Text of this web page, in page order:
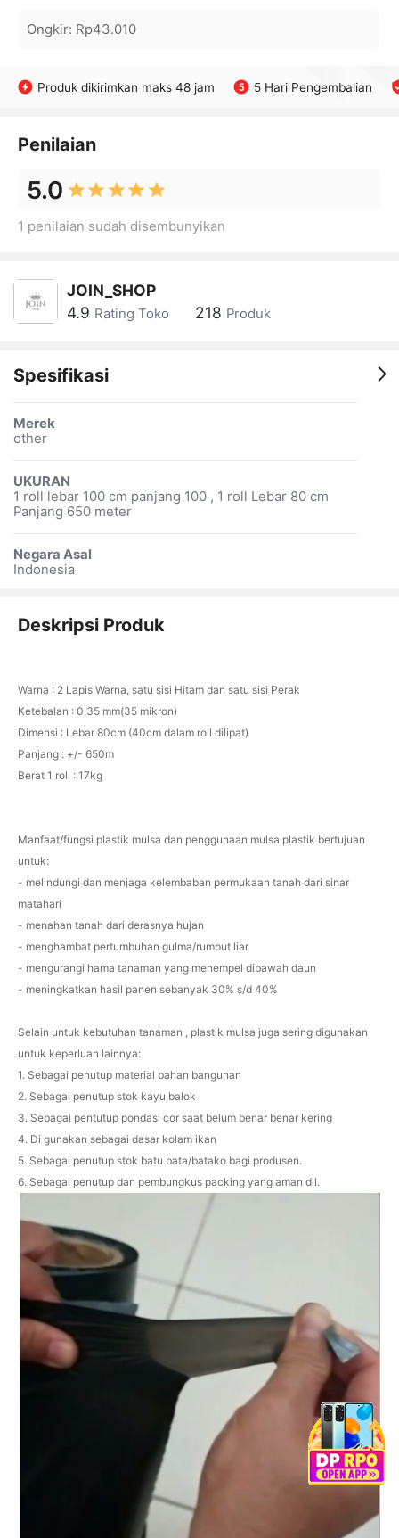
Ongkir: Rp43.010
Produk dikirimkan maks 48 jam 5 Hari Pengembalian
Penilaian
5.0
1 penilaian sudah disembunyikan
JOIN_SHOP
4.9 Rating Toko 218 Produk
Spesifikasi
Merek
other
UKURAN
1 roll lebar 100 cm panjang 100 , 1 roll Lebar 80 cm
Panjang 650 meter
Negara Asal
Indonesia
Deskripsi Produk
Warna : 2 Lapis Warna, satu sisi Hitam dan satu sisi Perak
Ketebalan : 0,35 mm(35 mikron)
Dimensi : Lebar 80cm (40cm dalam roll dilipat)
Panjang : +/- 650m
Berat 1 roll : 17kg
Manfaat/fungsi plastik mulsa dan penggunaan mulsa plastik bertujuan
untuk:
- melindungi dan menjaga kelembaban permukaan tanah dari sinar
matahari
- menahan tanah dari derasnya hujan
- menghambat pertumbuhan gulma/rumput liar
- mengurangi hama tanaman yang menempel dibawah daun
- meningkatkan hasil panen sebanyak 30% s/d 40%
Selain untuk kebutuhan tanaman , plastik mulsa juga sering digunakan
untuk keperluan lainnya:
1. Sebagai penutup material bahan bangunan
2. Sebagai penutup stok kayu balok
3. Sebagai pentutup pondasi cor saat belum benar benar kering
4. Di gunakan sebagai dasar kolam ikan
5. Sebagai penutup stok batu bata/batako bagi produsen.
6. Sebagai penutup dan pembungkus packing yang aman dll.